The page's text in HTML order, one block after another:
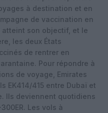
à destination et en
de vaccination en
atteint son objectif, et le
les deux États
de rentrer en
Pour répondre à
de voyage, Emirates
EK414/415 entre Dubaï et
Ils deviennent quotidiens
Les vols à